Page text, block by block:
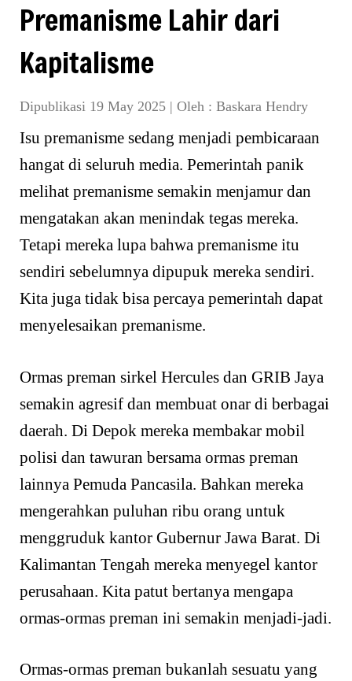
Premanisme Lahir dari
Kapitalisme
Dipublikasi 19 May 2025 | Oleh : Baskara Hendry
Isu premanisme sedang menjadi pembicaraan
hangat di seluruh media. Pemerintah panik
melihat premanisme semakin menjamur dan
mengatakan akan menindak tegas mereka.
Tetapi mereka lupa bahwa premanisme itu
sendiri sebelumnya dipupuk mereka sendiri.
Kita juga tidak bisa percaya pemerintah dapat
menyelesaikan premanisme.
Ormas preman sirkel Hercules dan GRIB Jaya
semakin agresif dan membuat onar di berbagai
daerah. Di Depok mereka membakar mobil
polisi dan tawuran bersama ormas preman
lainnya Pemuda Pancasila. Bahkan mereka
mengerahkan puluhan ribu orang untuk
menggruduk kantor Gubernur Jawa Barat. Di
Kalimantan Tengah mereka menyegel kantor
perusahaan. Kita patut bertanya mengapa
ormas-ormas preman ini semakin menjadi-jadi.
Ormas-ormas preman bukanlah sesuatu yang